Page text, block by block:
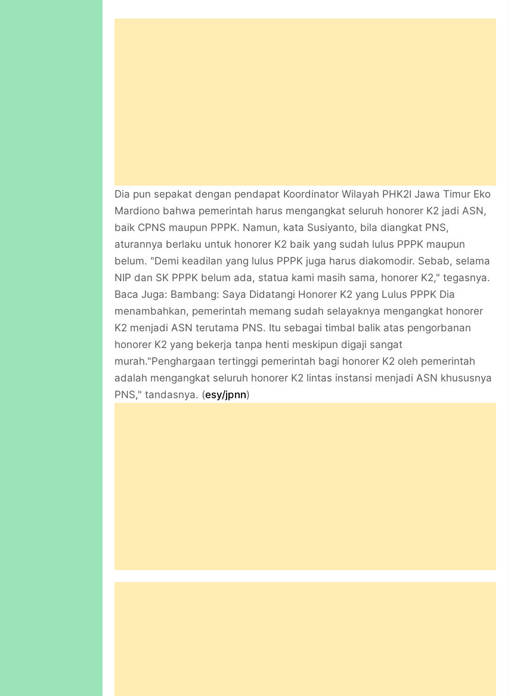
Dia pun sepakat dengan pendapat Koordinator Wilayah PHK2I Jawa Timur Eko
Mardiono bahwa pemerintah harus mengangkat seluruh honorer K2 jadi ASN,
baik CPNS maupun PPPK. Namun, kata Susiyanto, bila diangkat PNS,
aturannya berlaku untuk honorer K2 baik yang sudah lulus PPPK maupun
belum. "Demi keadilan yang lulus PPPK juga harus diakomodir. Sebab, selama
NIP dan SK PPPK belum ada, statua kami masih sama, honorer K2," tegasnya.
Baca Juga: Bambang: Saya Didatangi Honorer K2 yang Lulus PPPK Dia
menambahkan, pemerintah memang sudah selayaknya mengangkat honorer
K2 menjadi ASN terutama PNS. Itu sebagai timbal balik atas pengorbanan
honorer K2 yang bekerja tanpa henti meskipun digaji sangat
murah."Penghargaan tertinggi pemerintah bagi honorer K2 oleh pemerintah
adalah mengangkat seluruh honorer K2 lintas instansi menjadi ASN khususnya
PNS," tandasnya. (esy/jpnn)